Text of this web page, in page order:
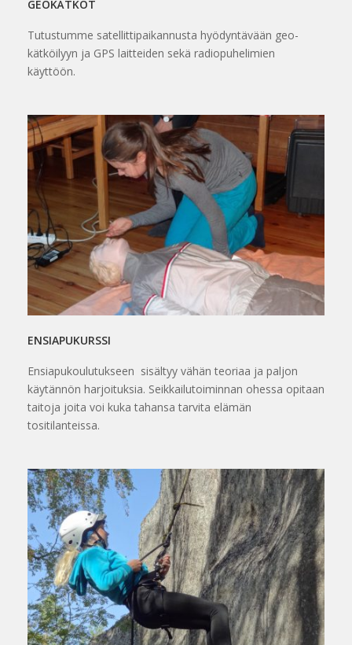
GEOKÄTKÖT
Tutustumme satellittipaikannusta hyödyntävään geo-
kätköilyyn ja GPS laitteiden sekä radiopuhelimien
käyttöön.
ENSIAPUKURSSI
Ensiapukoulutukseen sisältyy vähän teoriaa ja paljon
käytännön harjoituksia. Seikkailutoiminnan ohessa opitaan
taitoja joita voi kuka tahansa tarvita elämän
tositilanteissa.